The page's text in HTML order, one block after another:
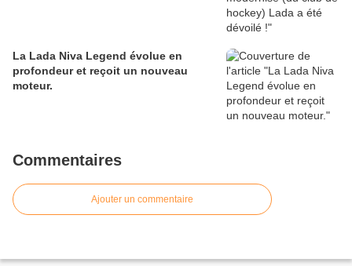
La Lada Niva Legend évolue en
profondeur et reçoit un nouveau
moteur.
Commentaires
Ajouter un commentaire